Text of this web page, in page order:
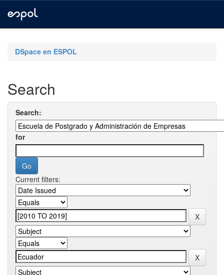
navigationDSpace en ESPOL
Search
Search:
for
Current filters: